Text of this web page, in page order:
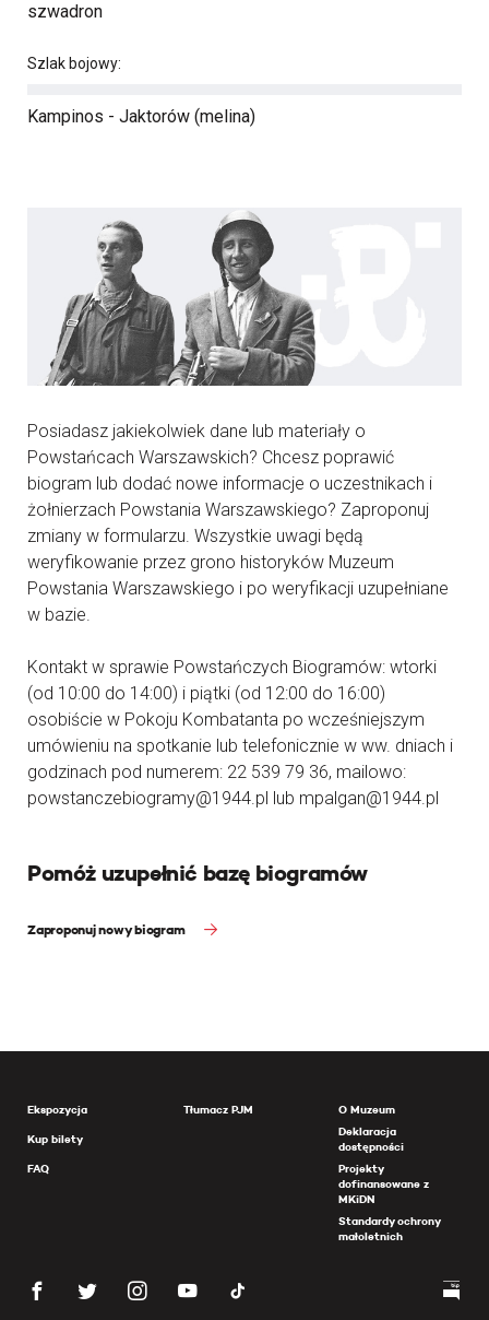
szwadron
Szlak bojowy:
Kampinos - Jaktorów (melina)
Posiadasz jakiekolwiek dane lub materiały o
Powstańcach Warszawskich? Chcesz poprawić
biogram lub dodać nowe informacje o uczestnikach i
żołnierzach Powstania Warszawskiego? Zaproponuj
zmiany w formularzu. Wszystkie uwagi będą
weryfikowanie przez grono historyków Muzeum
Powstania Warszawskiego i po weryfikacji uzupełniane
w bazie.
Kontakt w sprawie Powstańczych Biogramów: wtorki
(od 10:00 do 14:00) i piątki (od 12:00 do 16:00)
osobiście w Pokoju Kombatanta po wcześniejszym
umówieniu na spotkanie lub telefonicznie w ww. dniach i
godzinach pod numerem: 22 539 79 36, mailowo:
powstanczebiogramy@1944.pl lub mpalgan@1944.pl
Pomóż uzupełnić bazę biogramów
Zaproponuj nowy biogram
Ekspozycja
Kup bilety
FAQ
Tłumacz PJM
O Muzeum
Deklaracja
dostępności
Projekty
dofinansowane z
MKiDN
Standardy ochrony
małoletnich